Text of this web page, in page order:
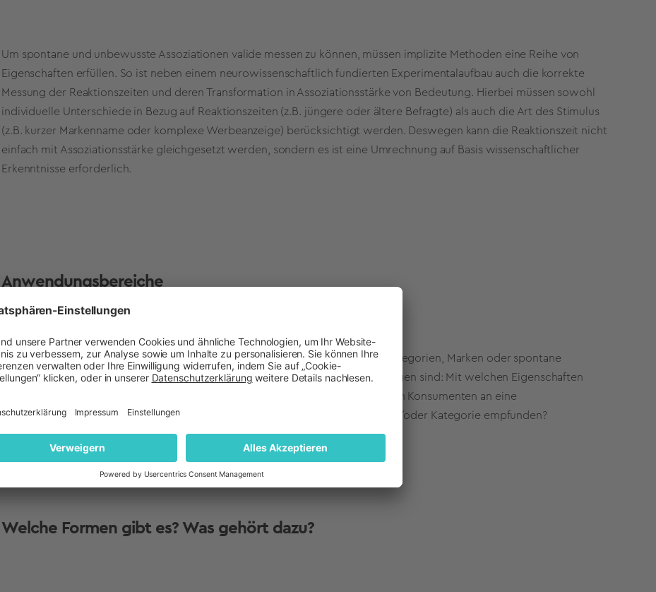
Um spontane und unbewusste Assoziationen valide messen zu können, müssen implizite Methoden eine Reihe von
Eigenschaften erfüllen. So ist neben einem neurowissenschaftlich fundierten Experimentalaufbau auch die korrekte
Messung der Reaktionszeiten und deren Transformation in Assoziationsstärke von Bedeutung. Hierbei müssen sowohl
individuelle Unterschiede in Bezug auf Reaktionszeiten (z.B. jüngere oder ältere Befragte) als auch die Art des Stimulus
(z.B. kurzer Markenname oder komplexe Werbeanzeige) berücksichtigt werden. Deswegen kann die Reaktionszeit nicht
einfach mit Assoziationsstärke gleichgesetzt werden, sondern es ist eine Umrechnung auf Basis wissenschaftlicher
Erkenntnisse erforderlich.
Anwendungsbereiche
Typische Anwendungsbereiche impliziter Methoden sind Assoziationen mit Kategorien, Marken oder spontane
Reaktionen auf Produktkonzepte oder Werbemittel. Beispielhafte Fragestellungen sind: Mit welchen Eigenschaften
wird eine Marke spontan assoziiert? Welche unterbewussten Bedürfnisse haben Konsumenten an eine
(Produkt-)Kategorie? Wird ein neues Produktdesign als passend zur Marke und/oder Kategorie empfunden?
Welche Formen gibt es? Was gehört dazu?